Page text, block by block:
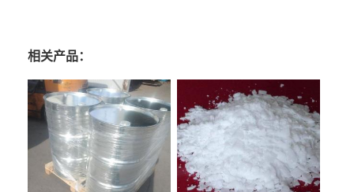
相关产品：